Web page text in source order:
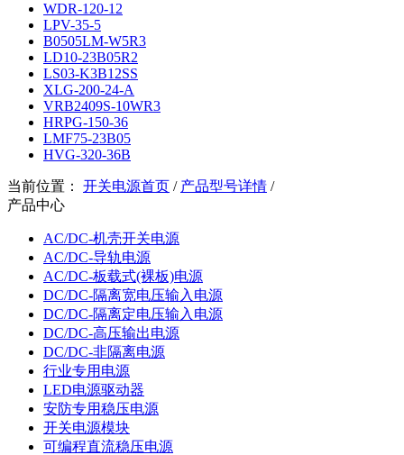
WDR-120-12
LPV-35-5
B0505LM-W5R3
LD10-23B05R2
LS03-K3B12SS
XLG-200-24-A
VRB2409S-10WR3
HRPG-150-36
LMF75-23B05
HVG-320-36B
当前位置： 开关电源首页 / 产品型号详情 /
产品中心
AC/DC-机壳开关电源
AC/DC-导轨电源
AC/DC-板载式(裸板)电源
DC/DC-隔离宽电压输入电源
DC/DC-隔离定电压输入电源
DC/DC-高压输出电源
DC/DC-非隔离电源
行业专用电源
LED电源驱动器
安防专用稳压电源
开关电源模块
可编程直流稳压电源